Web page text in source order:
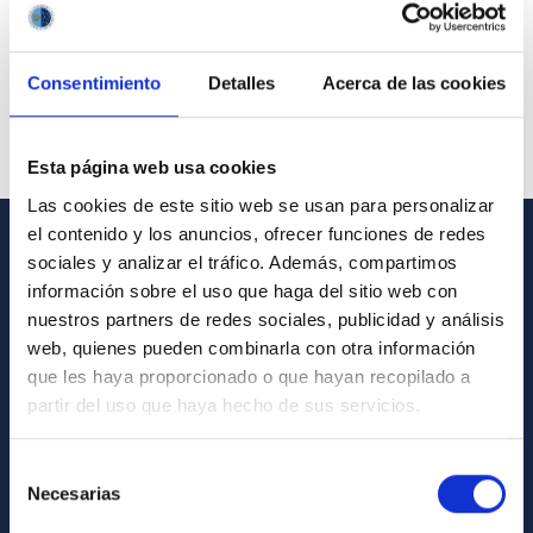
Consentimiento Detalles Acerca de las cookies
Esta página web usa cookies
Las cookies de este sitio web se usan para personalizar
el contenido y los anuncios, ofrecer funciones de redes
sociales y analizar el tráfico. Además, compartimos
información sobre el uso que haga del sitio web con
nuestros partners de redes sociales, publicidad y análisis
web, quienes pueden combinarla con otra información
que les haya proporcionado o que hayan recopilado a
partir del uso que haya hecho de sus servicios.
Necesarias
GENERAL INFORMATION
Contact
How to get to the IAC
List of personnel
Library
General register